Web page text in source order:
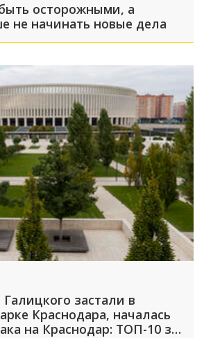
осторожными, а
не начинать новые дела
застали в
Краснодара, началась
на Краснодар: ТОП-10 за